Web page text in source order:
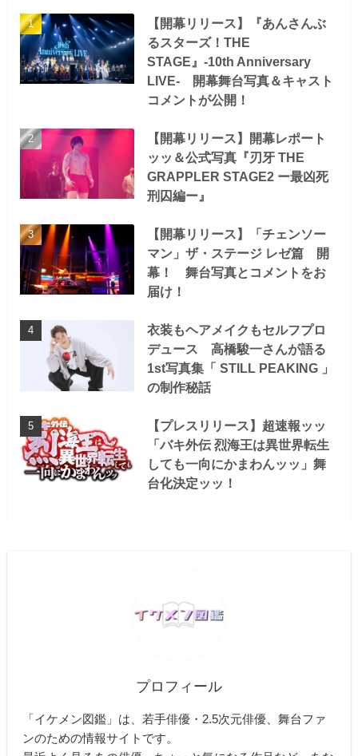
【開幕リリース】『あんさんぶ
るスターズ！THE
STAGE』-10th Anniversary
LIVE- 開幕舞台写真＆キャスト
コメントが公開！
【開幕リリース】開幕レポート
ッッ＆公式写真『刃牙 THE
GRAPPLER STAGE2 ー最凶死
刑囚編ー』
【開幕リリース】「チェンソー
マン」ザ・ステージ レゼ篇 開
幕！ 舞台写真とコメントをお
届け！
衣装もヘアメイクもセルフプロ
デュース 高橋駿一さんが語る
1st写真集「 STILL PEAKING 」
の制作秘話
【プレスリリース】超速報ッッ
「バキ外伝 烈海王は異世界転生
しても一向にかまわんッッ」舞
台化決定ッッ！
プロフィール
「イケメン図鑑」は、若手俳優・2.5次元俳優、舞台ファ
ンのための情報サイトです。